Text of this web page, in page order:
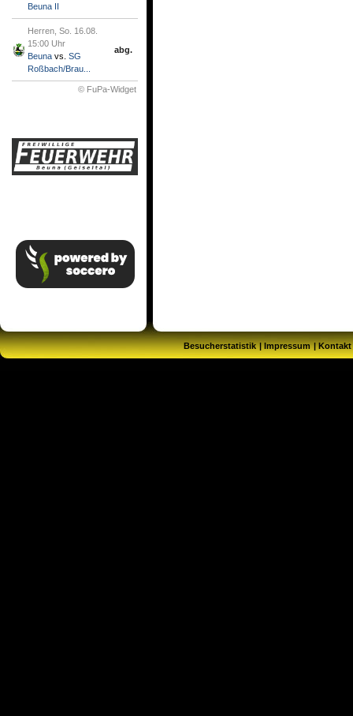
Beuna II
Herren, So. 16.08.
15:00 Uhr
Beuna vs. SG
Roßbach/Brau...
abg.
© FuPa-Widget
Besucherstatistik Impressum Kontakt